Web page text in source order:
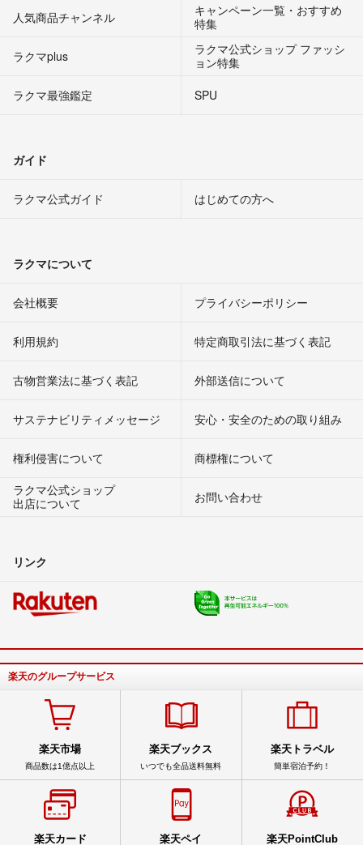
人気商品チャンネル
キャンペーン一覧・おすすめ
特集
ラクマplus
ラクマ公式ショップ ファッシ
ョン特集
ラクマ最強鑑定
SPU
ガイド
ラクマ公式ガイド はじめての方へ
ラクマについて
会社概要 プライバシーポリシー
利用規約 特定商取引法に基づく表記
古物営業法に基づく表記 外部送信について
サステナビリティメッセージ 安心・安全のための取り組み
権利侵害について
商標権について
ラクマ公式ショップ
出店について
お問い合わせ
リンク
楽天のグループサービス
楽天市場
商品数は1億点以上
楽天ブックス
いつでも全品送料無料
楽天トラベル
簡単宿泊予約！
楽天カード 楽天ペイ 楽天PointClub